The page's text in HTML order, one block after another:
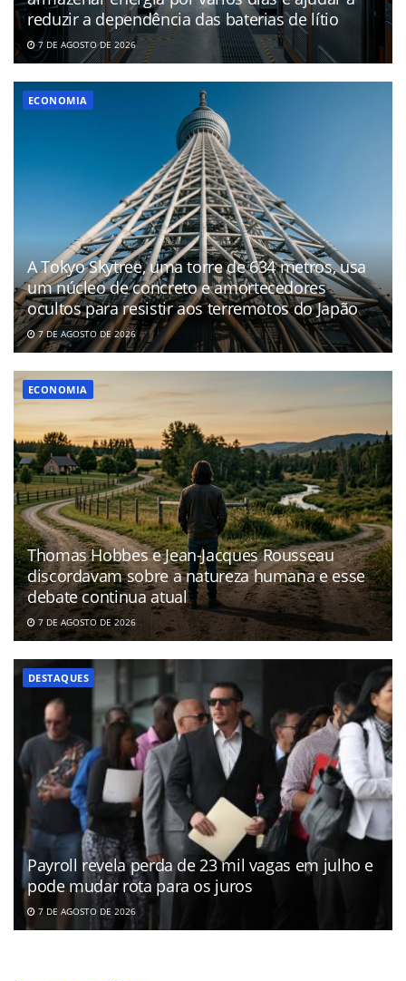
reduzir a dependência das baterias de lítio
7 DE AGOSTO DE 2026
ECONOMIA
A Tokyo Skytree, uma torre de 634 metros, usa
um núcleo de concreto e amortecedores
ocultos para resistir aos terremotos do Japão
7 DE AGOSTO DE 2026
ECONOMIA
Thomas Hobbes e Jean-Jacques Rousseau
discordavam sobre a natureza humana e esse
debate continua atual
7 DE AGOSTO DE 2026
DESTAQUES
Payroll revela perda de 23 mil vagas em julho e
pode mudar rota para os juros
7 DE AGOSTO DE 2026